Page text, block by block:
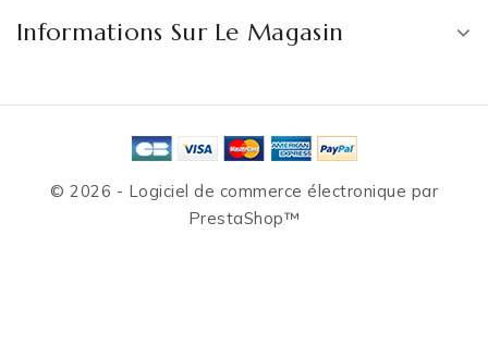
Informations Sur Le Magasin
© 2026 - Logiciel de commerce électronique par
PrestaShop™